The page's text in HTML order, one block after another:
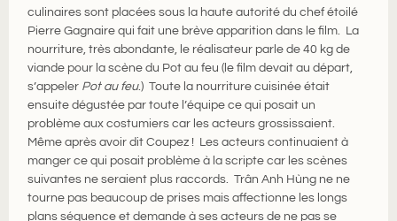
culinaires sont placées sous la haute autorité du chef étoilé
Pierre Gagnaire qui fait une brève apparition dans le film. La
nourriture, très abondante, le réalisateur parle de 40 kg de
viande pour la scène du Pot au feu (le film devait au départ,
s’appeler Pot au feu.) Toute la nourriture cuisinée était
ensuite dégustée par toute l’équipe ce qui posait un
problème aux costumiers car les acteurs grossissaient.
Même après avoir dit Coupez ! Les acteurs continuaient à
manger ce qui posait problème à la scripte car les scènes
suivantes ne seraient plus raccords. Trân Anh Hùng ne ne
tourne pas beaucoup de prises mais affectionne les longs
plans séquence et demande à ses acteurs de ne pas se